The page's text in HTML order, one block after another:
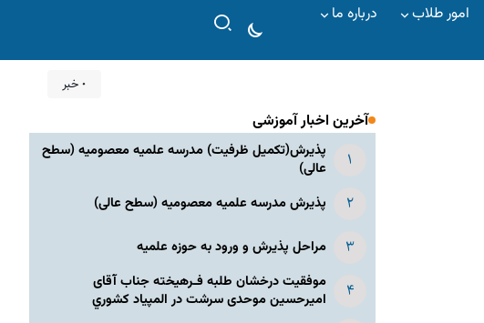
امور طلاب درباره ما
۰ خبر
آخرین اخبار آموزشی
پذیرش(تکمیل ظرفیت) مدرسه علمیه معصومیه‌ (سطح
عالی)
پذیرش مدرسه علمیه معصومیه‌ (سطح عالی)
مراحل پذیرش و ورود به حوزه علمیه
موفقیت درخشان طلبه فـرهیخته جناب آقای
امیرحسین موحدی سرشت در المپياد كشوري